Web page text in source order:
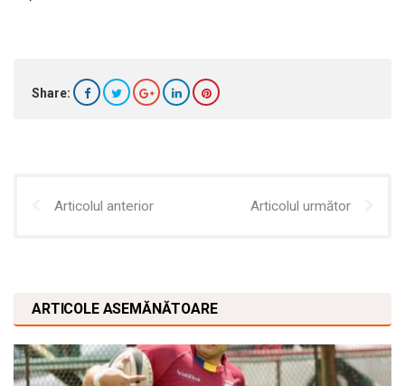
Share:
Articolul anterior Articolul următor
ARTICOLE ASEMĂNĂTOARE